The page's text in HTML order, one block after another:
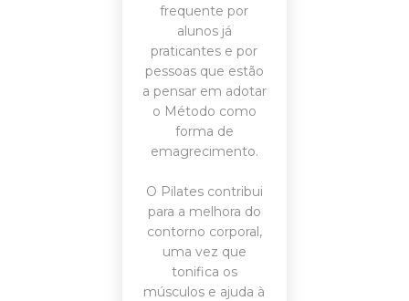
frequente por
alunos já
praticantes e por
pessoas que estão
a pensar em adotar
o Método como
forma de
emagrecimento.
O Pilates contribui
para a melhora do
contorno corporal,
uma vez que
tonifica os
músculos e ajuda à